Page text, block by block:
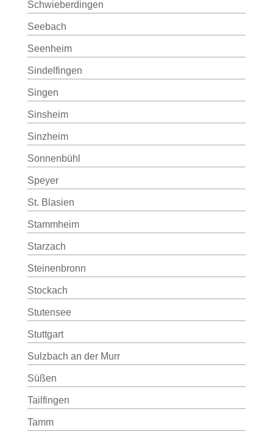
Schwieberdingen
Seebach
Seenheim
Sindelfingen
Singen
Sinsheim
Sinzheim
Sonnenbühl
Speyer
St. Blasien
Stammheim
Starzach
Steinenbronn
Stockach
Stutensee
Stuttgart
Sulzbach an der Murr
Süßen
Tailfingen
Tamm